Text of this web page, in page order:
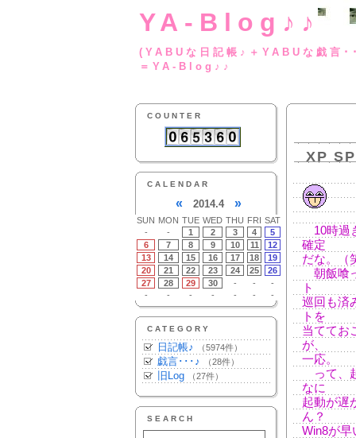
YA-Blog♪♪
(YABUな日記帳♪
＝YA-Blog♪♪
COUNTER
CALENDAR
« 2014.4 »
SUN MON TUE WED THU FRI SAT
-
- 1 2 3 4
5
6
7 8 9 10 11
12
13
14 15 16 17 18
19
20
21 22 23 24 25
26
27
28 29 30 - -
-
-
- - - - - -
CATEGORY
日記帳♪ （5974件）
戯言･･･♪ （28件）
旧Log （27件）
SEARCH
XP
10時過
確定
だな。（
朝飯喰
ト
巡回も済
トを
当ててお
が、
一応。
って、
なに
起動が遅
ん？
Win8が早